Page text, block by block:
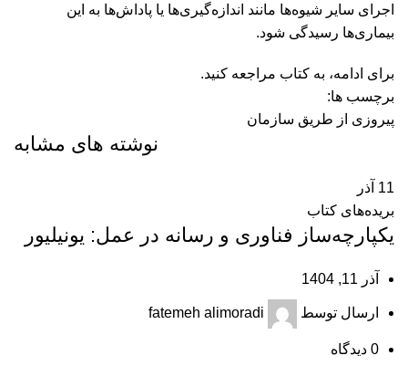
اجرای سایر شیوه‌ها مانند اندازه‌گیری‌ها یا پاداش‌ها به این
بیماری‌ها رسیدگی شود.
برای ادامه، به کتاب مراجعه کنید.
برچسب ها:
پیروزی از طریق سازمان
نوشته های مشابه
11 آذر
بریده‌های کتاب
یکپارچه‌ساز فناوری و رسانه در عمل: یونیلیور
آذر 11, 1404
ارسال توسط fatemeh alimoradi
0 دیدگاه